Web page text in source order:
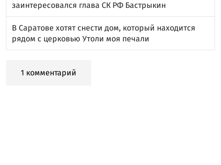
заинтересовался глава СК РФ Бастрыкин
В Саратове хотят снести дом, который находится
рядом с церковью Утоли моя печали
1 комментарий